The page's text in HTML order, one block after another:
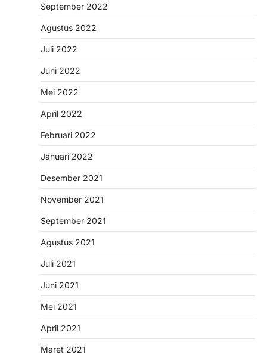
September 2022
Agustus 2022
Juli 2022
Juni 2022
Mei 2022
April 2022
Februari 2022
Januari 2022
Desember 2021
November 2021
September 2021
Agustus 2021
Juli 2021
Juni 2021
Mei 2021
April 2021
Maret 2021